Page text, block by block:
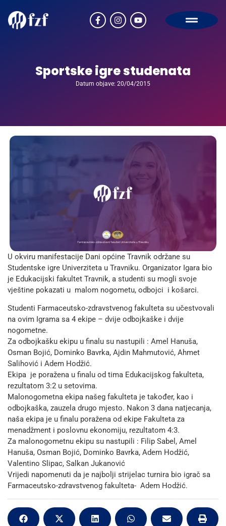
Sportske igre studenata
Datum objave: 20/04/2015
U okviru manifestacije Dani općine Travnik održane su
Studentske igre Univerziteta u Travniku. Organizator Igara bio
je Edukacijski fakultet Travnik, a studenti su mogli svoje
vještine pokazati u malom nogometu, odbojci i košarci.
Studenti Farmaceutsko-zdravstvenog fakulteta su učestvovali
na ovim Igrama sa 4 ekipe – dvije odbojkaške i dvije
nogometne.
Za odbojkašku ekipu u finalu su nastupili : Amel Hanuša,
Osman Bojić, Dominko Bavrka, Ajdin Mahmutović, Ahmet
Salihović i Adem Hodžić.
Ekipa je poražena u finalu od tima Edukacijskog fakulteta,
rezultatom 3:2 u setovima.
Malonogometna ekipa našeg fakulteta je također, kao i
odbojkaška, zauzela drugo mjesto. Nakon 3 dana natjecanja,
naša ekipa je u finalu poražena od ekipe Fakulteta za
menadžment i poslovnu ekonomiju, rezultatom 4:3.
Za malonogometnu ekipu su nastupili : Filip Sabel, Amel
Hanuša, Osman Bojić, Dominko Bavrka, Adem Hodžić,
Valentino Slipac, Salkan Jukanović
Vrijedi napomenuti da je najbolji strijelac turnira bio igrač sa
Farmaceutsko-zdravstvenog fakulteta- Adem Hodžić.